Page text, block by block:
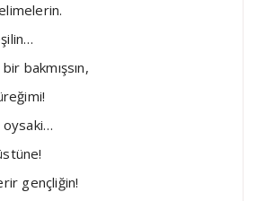
bakmışsın,
oysaki…
gençliğin!